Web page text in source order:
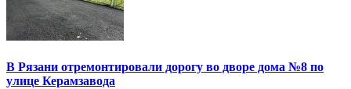
В Рязани отремонтировали дорогу во дворе дома №8 по
улице Керамзавода